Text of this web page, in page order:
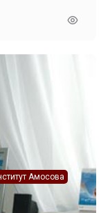
Амосова